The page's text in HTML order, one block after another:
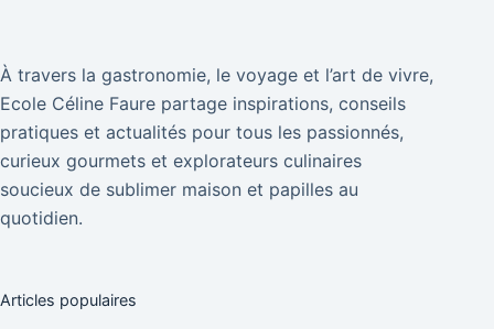
À travers la gastronomie, le voyage et l’art de vivre,
Ecole Céline Faure partage inspirations, conseils
pratiques et actualités pour tous les passionnés,
curieux gourmets et explorateurs culinaires
soucieux de sublimer maison et papilles au
quotidien.
Articles populaires